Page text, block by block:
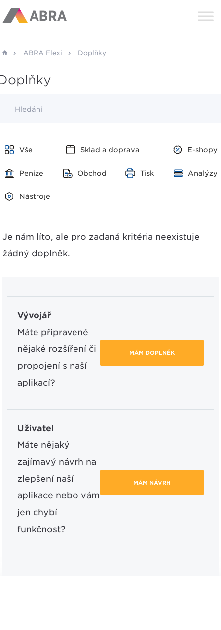
ABRA Flexi Doplňky
Hledání
Vše Sklad a doprava E-shopy
Peníze Obchod Tisk Analýzy
Nástroje
Je nám líto, ale pro zadaná kritéria neexistuje
žádný doplněk.
Vývojář
Máte připravené
nějaké rozšíření či
propojení s naší
aplikací?
MÁM DOPLNĚK
Uživatel
Máte nějaký
zajímavý návrh na
zlepšení naší
aplikace nebo vám
jen chybí
funkčnost?
MÁM NÁVRH